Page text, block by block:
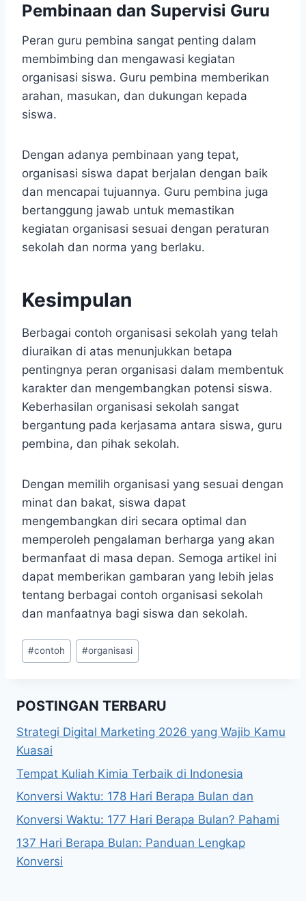
Pembinaan dan Supervisi Guru
Peran guru pembina sangat penting dalam
membimbing dan mengawasi kegiatan
organisasi siswa. Guru pembina memberikan
arahan, masukan, dan dukungan kepada
siswa.
Dengan adanya pembinaan yang tepat,
organisasi siswa dapat berjalan dengan baik
dan mencapai tujuannya. Guru pembina juga
bertanggung jawab untuk memastikan
kegiatan organisasi sesuai dengan peraturan
sekolah dan norma yang berlaku.
Kesimpulan
Berbagai contoh organisasi sekolah yang telah
diuraikan di atas menunjukkan betapa
pentingnya peran organisasi dalam membentuk
karakter dan mengembangkan potensi siswa.
Keberhasilan organisasi sekolah sangat
bergantung pada kerjasama antara siswa, guru
pembina, dan pihak sekolah.
Dengan memilih organisasi yang sesuai dengan
minat dan bakat, siswa dapat
mengembangkan diri secara optimal dan
memperoleh pengalaman berharga yang akan
bermanfaat di masa depan. Semoga artikel ini
dapat memberikan gambaran yang lebih jelas
tentang berbagai contoh organisasi sekolah
dan manfaatnya bagi siswa dan sekolah.
Post
Tags:
#contoh #organisasi
POSTINGAN TERBARU
Strategi Digital Marketing 2026 yang Wajib Kamu
Kuasai
Tempat Kuliah Kimia Terbaik di Indonesia
Konversi Waktu: 178 Hari Berapa Bulan dan
Konversi Waktu: 177 Hari Berapa Bulan? Pahami
137 Hari Berapa Bulan: Panduan Lengkap
Konversi